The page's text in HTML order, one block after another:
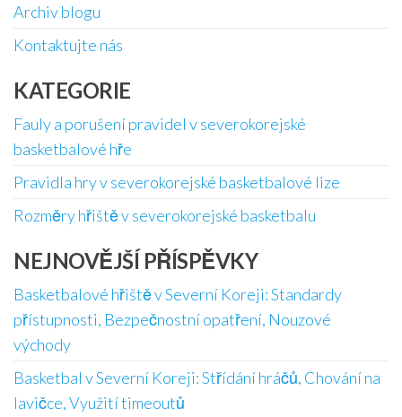
Archiv blogu
Kontaktujte nás
KATEGORIE
Fauly a porušení pravidel v severokorejské
basketbalové hře
Pravidla hry v severokorejské basketbalové lize
Rozměry hřiště v severokorejské basketbalu
NEJNOVĚJŠÍ PŘÍSPĚVKY
Basketbalové hřiště v Severní Koreji: Standardy
přístupnosti, Bezpečnostní opatření, Nouzové
východy
Basketbal v Severní Koreji: Střídání hráčů, Chování na
lavičce, Využití timeoutů